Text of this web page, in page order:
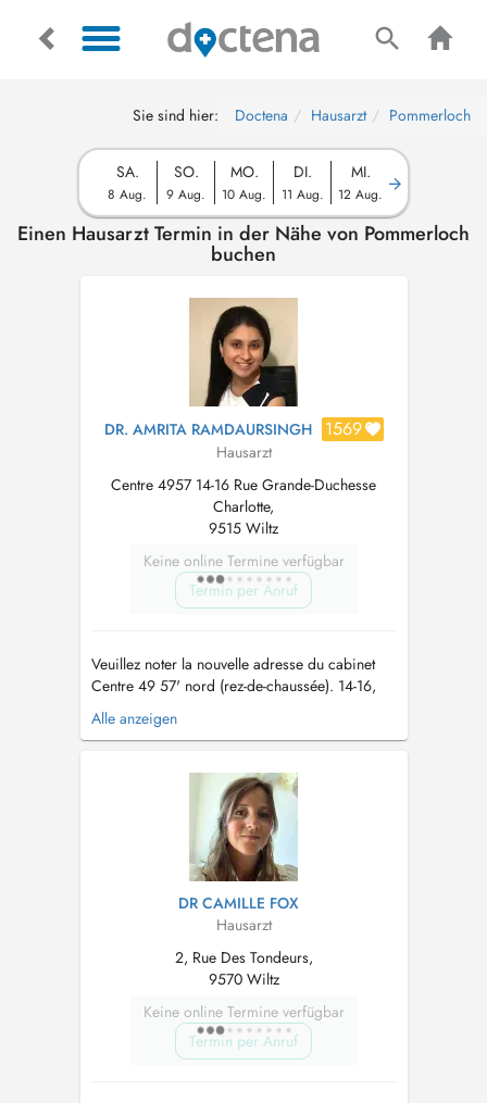
Sie sind hier: Doctena Hausarzt Pommerloch
SA.
8 Aug.
SO.
9 Aug.
MO.
10 Aug.
DI.
11 Aug.
MI.
12 Aug.
Einen Hausarzt Termin in der Nähe von Pommerloch
buchen
DR. AMRITA RAMDAURSINGH 1569
Hausarzt
Centre 4957 14-16 Rue Grande-Duchesse
Charlotte,
9515 Wiltz
Keine online Termine verfügbar
Termin per Anruf
Veuillez noter la nouvelle adresse du cabinet
Centre 49 57' nord (rez-de-chaussée). 14-16,
Rue Grande-Duchesse Charlotte, 9515 Wiltz
Les horaires de travail restent inchangés. Des
et à l'hôpital. Le nouveau cabinet est situé dans
Alle anzeigen
DR CAMILLE FOX
Hausarzt
2, Rue Des Tondeurs,
9570 Wiltz
Keine online Termine verfügbar
Termin per Anruf